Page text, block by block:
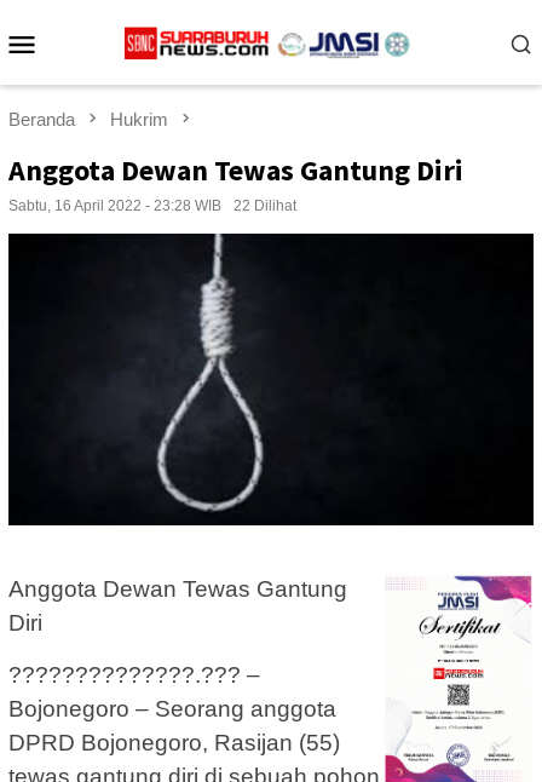
ke
Beranda Hukrim
Anggota Dewan Tewas Gantung Diri
Sabtu, 16 April 2022 - 23:28 WIB 22 Dilihat
Anggota Dewan Tewas Gantung
Diri
??????????????.??? –
Bojonegoro – Seorang anggota
DPRD Bojonegoro, Rasijan (55)
tewas gantung diri di sebuah pohon